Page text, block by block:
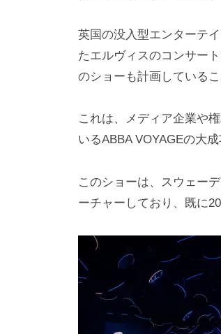
英国の没入型エンターテ
たエルヴィスのコンサー
のショーも計画している
これは、メディア企業や
いるABBA VOYAGEの大
このショーは、スウェー
ーチャーしており、既に